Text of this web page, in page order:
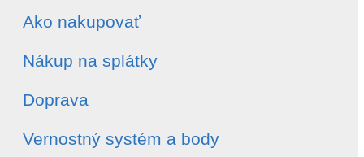
Ako nakupovať
Nákup na splátky
Doprava
Vernostný systém a body